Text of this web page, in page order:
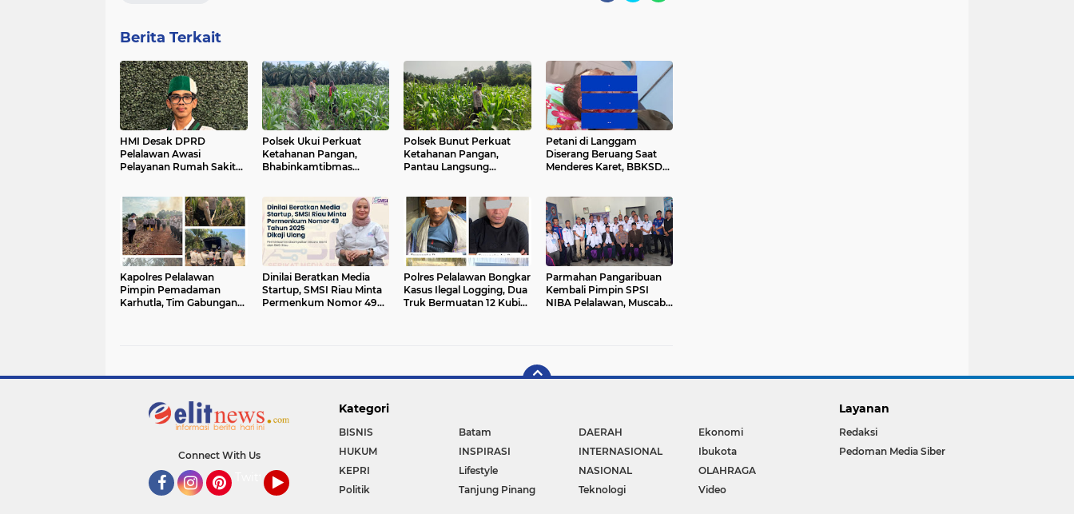
Berita Terkait
HMI Desak DPRD
Pelalawan Awasi
Pelayanan Rumah Sakit
Polsek Ukui Perkuat
Ketahanan Pangan,
Bhabinkamtibmas
Hitam
Polsek Bunut Perkuat
Ketahanan Pangan,
Pantau Langsung
Petani di Langgam
Diserang Beruang Saat
Menderes Karet, BBKSDA
Kapolres Pelalawan
Pimpin Pemadaman
Karhutla, Tim Gabungan
Dinilai Beratkan Media
Startup, SMSI Riau Minta
Permenkum Nomor 49
Polres Pelalawan Bongkar
Kasus Ilegal Logging, Dua
Truk Bermuatan 12 Kubik
Parmahan Pangaribuan
Kembali Pimpin SPSI
NIBA Pelalawan, Muscab
Connect With Us
Twitter
Kategori
BISNIS Batam DAERAH
Ekonomi
HUKUM
INSPIRASI INTERNASIONAL
Ibukota
KEPRI
Lifestyle NASIONAL
OLAHRAGA
Politik
Tanjung Pinang Teknologi Video
Layanan
Redaksi
Pedoman Media Siber